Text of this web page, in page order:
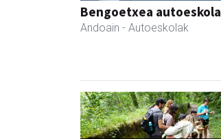
Bengoetxea autoeskola
Andoain - Autoeskolak